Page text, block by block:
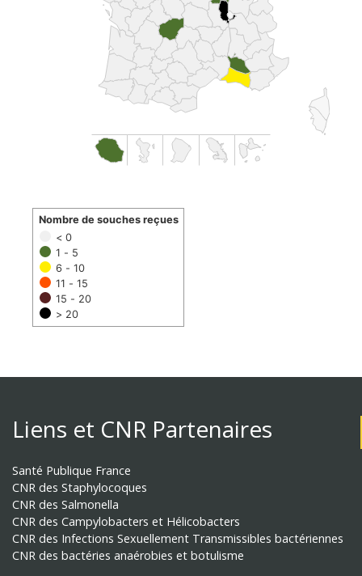
< 0
1 - 5
6 - 10
11 - 15
15 - 20
> 20
Nombre de souches reçues
Liens et CNR Partenaires
Santé Publique France
CNR des Staphylocoques
CNR des Salmonella
CNR des Campylobacters et Hélicobacters
CNR des Infections Sexuellement Transmissibles bactériennes
CNR des bactéries anaérobies et botulisme